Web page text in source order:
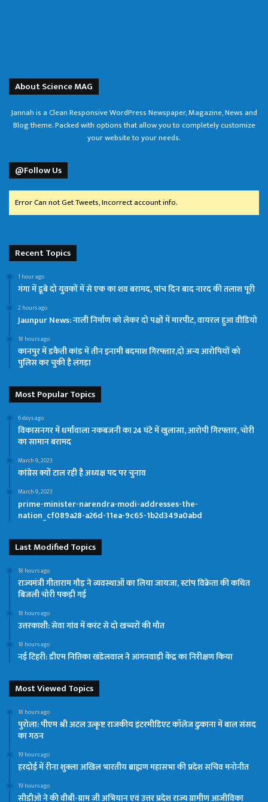
About Science MAG
Jannah is a Clean Responsive WordPress Newspaper, Magazine, News and
Blog theme. Packed with options that allow you to completely customize
your website to your needs.
@Follow Us
Error Can not Get Tweets, Incorrect account info.
Recent Topics
1 hour ago
गंगा में डूबे दो युवकों में से एक का शव बरामद, पांच दिन बाद नारद की तलाश पूरी
2 hours ago
Jaunpur News: नाली निर्माण को लेकर दो पक्षों में मारपीट, वायरल हुआ वीडियो
18 hours ago
कानपुर में डकैती कांड में तीन इनामी बदमाश गिरफ्तार,दो अन्य आरोपियों को
पुलिस कर चुकी है लंगड़ा
Most Popular Topics
6 days ago
विकासनगर में धर्मावाला नकबजनी का 24 घंटे में खुलासा, आरोपी गिरफ्तार, चोरी
का सामान बरामद
March 9, 2023
कांग्रेस क्यों टाल रही है अध्यक्ष पद पर चुनाव
March 9, 2023
prime-minister-narendra-modi-addresses-the-
nation_cf089a28-a26d-11ea-9c65-1b2d349a0abd
Last Modified Topics
18 hours ago
राज्यमंत्री गीताराम गौड़ ने व्यवस्थाओं का लिया जायजा, स्टांप विक्रेता की कथित
बिजली चोरी पकड़ी गई
18 hours ago
उत्तरकाशी: सेवा गांव में करंट से दो खच्चरों की मौत
18 hours ago
नई टिहरी: डीएम नितिका खंडेलवाल ने आंगनवाड़ी केंद्र का निरीक्षण किया
Most Viewed Topics
18 hours ago
पुरोला: पीएम श्री अटल उत्कृष्ट राजकीय इंटरमीडिएट कॉलेज ढुकाना में बाल संसद
का गठन
19 hours ago
हरदोई में रीना शुक्ला अखिल भारतीय ब्राह्मण महासभा की प्रदेश सचिव मनोनीत
19 hours ago
सीडीओ ने की वीबी-ग्राम जी अभियान एवं उत्तर प्रदेश राज्य ग्रामीण आजीविका